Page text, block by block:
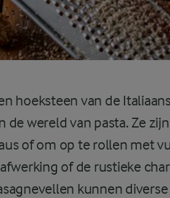
hoeksteen van de
de wereld van pasta. Ze
of om op te rollen met
of de rustieke
kunnen